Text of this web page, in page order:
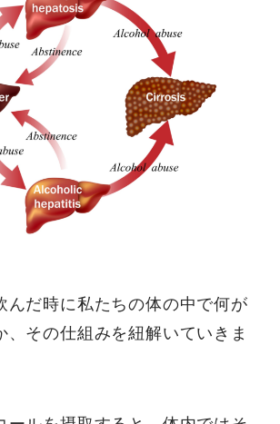
んだ時に私たちの体の中で何が
、その仕組みを紐解いていきま